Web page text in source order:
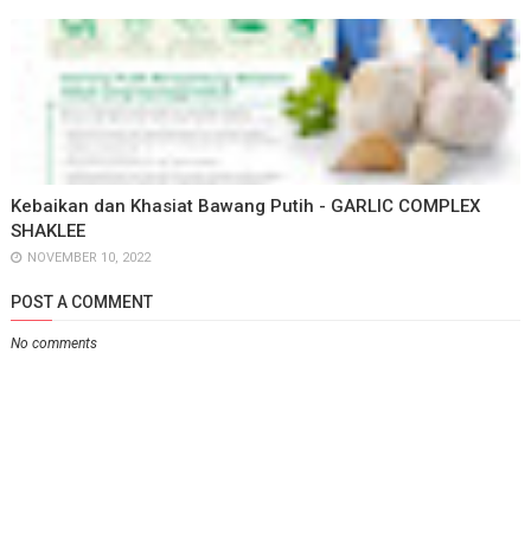
Kebaikan dan Khasiat Bawang Putih - GARLIC COMPLEX
SHAKLEE
NOVEMBER 10, 2022
POST A COMMENT
No comments